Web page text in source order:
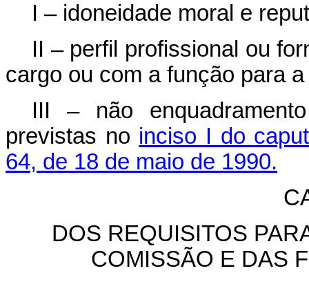
I – idoneidade moral e
II – perfil profissional ou
cargo ou com a função para
III – não
previstas no inciso I do caput
64, de 18 de maio de 1990.
DOS REQUISITOS
COMISSÃO E DAS